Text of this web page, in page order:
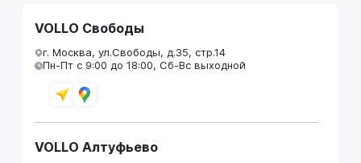
VOLLO Свободы
г. Москва, ул.Свободы, д.35, стр.14
Пн-Пт с 9:00 до 18:00, Сб-Вс выходной
VOLLO Алтуфьево